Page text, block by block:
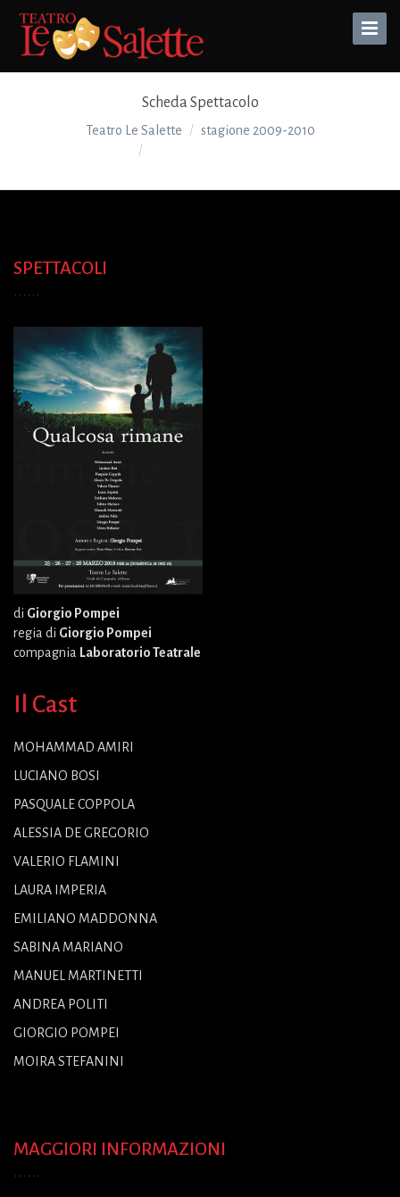
Toggle
Scheda Spettacolo
Teatro Le Salette
stagione 2009-2010
SPETTACOLI
di Giorgio Pompei
regia di Giorgio Pompei
compagnia Laboratorio Teatrale
Il Cast
MOHAMMAD AMIRI
LUCIANO BOSI
PASQUALE COPPOLA
ALESSIA DE GREGORIO
VALERIO FLAMINI
LAURA IMPERIA
EMILIANO MADDONNA
SABINA MARIANO
MANUEL MARTINETTI
ANDREA POLITI
GIORGIO POMPEI
MOIRA STEFANINI
MAGGIORI INFORMAZIONI